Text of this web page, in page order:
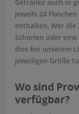
Getränke auch in
jeweils 24
enthalten. Wer
Schorlen oder
dies bei unserem
jeweiligen Größe
Wo sind
verfügbar?